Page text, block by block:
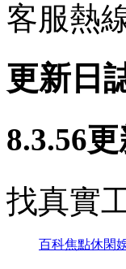
客服熱
更新日
8.3.56
找真實
百科焦點休閑